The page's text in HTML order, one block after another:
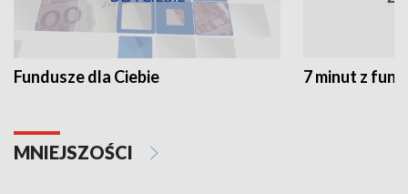
Fundusze dla Ciebie 7 minut z
MNIEJSZOŚCI